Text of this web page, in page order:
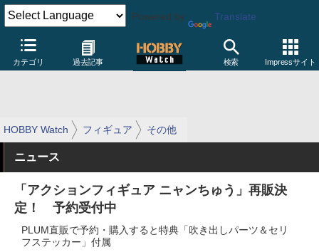
Powered by Translate
カテゴリ 過去記事 検索 Impressサイト
HOBBY Watch フィギュア その他
ニュース
「アクションフィギュア ニャンちゅう」再販決
定！ 予約受付中
PLUM直販で予約・購入すると特典「吹き出しパーツ＆セリ
フステッカー」付属